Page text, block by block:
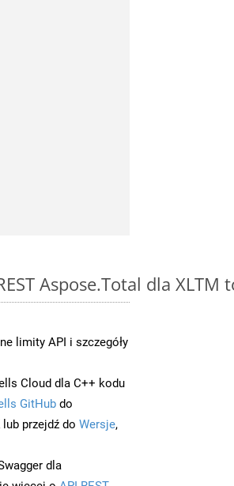
Aspose.Total dla XLTM
limity API i szczegóły
Cloud dla C++ kodu
GitHub do
przejdź do Wersje,
dla